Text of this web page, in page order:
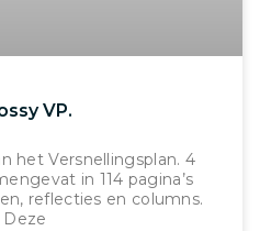
VP.
het Versnellingsplan. 4
in 114 pagina’s
reflecties en columns.
Deze